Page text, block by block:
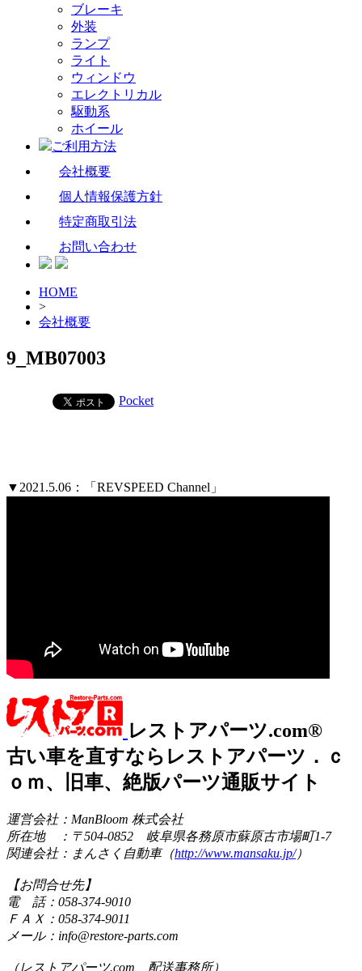
ブレーキ
外装
ランプ
ライト
ウィンドウ
エレクトリカル
駆動系
ホイール
ご利用方法
会社概要
個人情報保護方針
特定商取引法
お問い合わせ
HOME
>
会社概要
9_MB07003
Pocket
▼2021.5.06：「REVSPEED Channel」
レストアパーツ.com®
古い車を直すならレストアパーツ．ｃ
ｏｍ、旧車、絶版パーツ通販サイト
運営会社：ManBloom 株式会社
所在地 ：〒504-0852 岐阜県各務原市蘇原古市場町1-7
関連会社：まんさく自動車（http://www.mansaku.jp/）
【お問合せ先】
電 話：058-374-9010
ＦＡＸ：058-374-9011
メール：info@restore-parts.com
（レストアパーツ.com 配送事務所）